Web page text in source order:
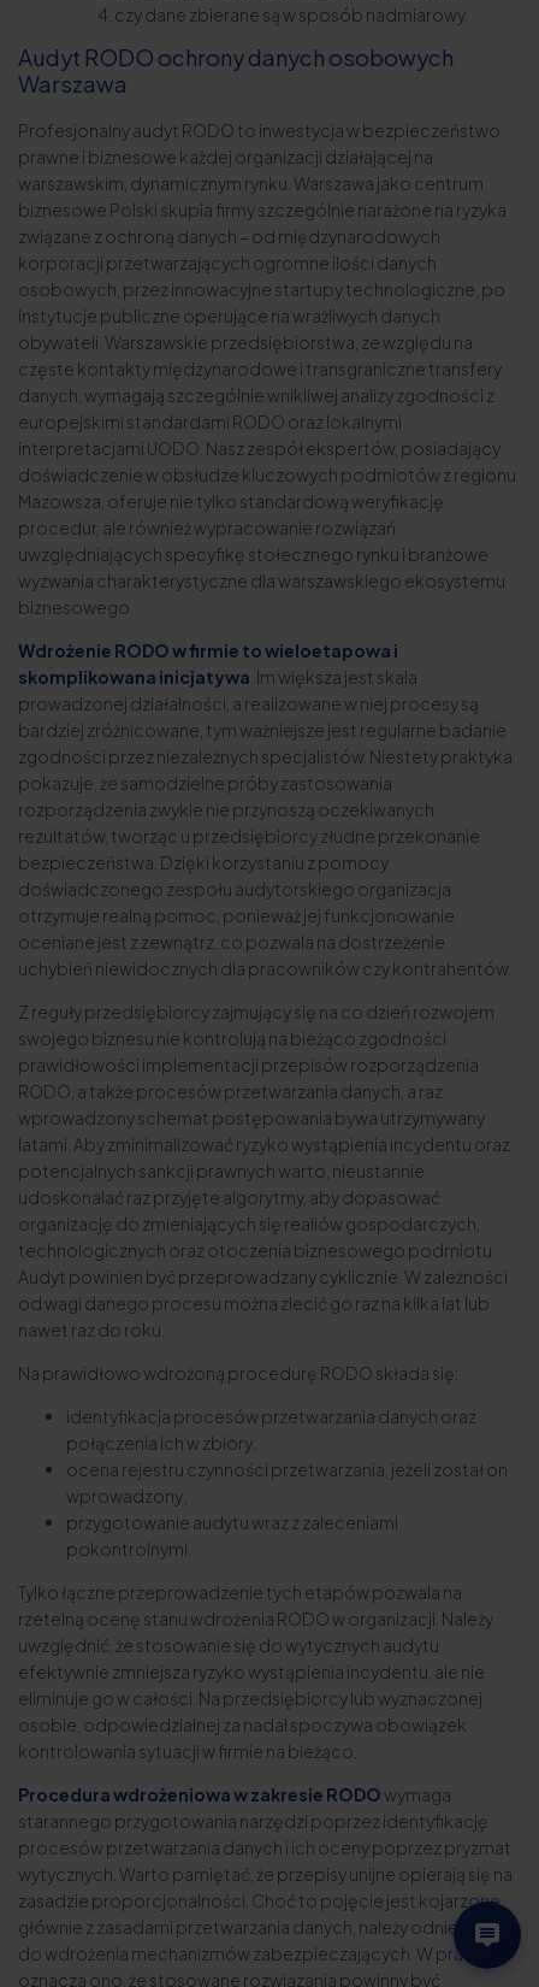
czy dane zbierane są w sposób nadmiarowy.
Audyt RODO ochrony danych osobowych
Warszawa
Profesjonalny audyt RODO to inwestycja w bezpieczeństwo
prawne i biznesowe każdej organizacji działającej na
warszawskim, dynamicznym rynku. Warszawa jako centrum
biznesowe Polski skupia firmy szczególnie narażone na ryzyka
związane z ochroną danych – od międzynarodowych
korporacji przetwarzających ogromne ilości danych
osobowych, przez innowacyjne startupy technologiczne, po
instytucje publiczne operujące na wrażliwych danych
obywateli. Warszawskie przedsiębiorstwa, ze względu na
częste kontakty międzynarodowe i transgraniczne transfery
danych, wymagają szczególnie wnikliwej analizy zgodności z
europejskimi standardami RODO oraz lokalnymi
interpretacjami UODO. Nasz zespół ekspertów, posiadający
doświadczenie w obsłudze kluczowych podmiotów z regionu
Mazowsza, oferuje nie tylko standardową weryfikację
procedur, ale również wypracowanie rozwiązań
uwzględniających specyfikę stołecznego rynku i branżowe
wyzwania charakterystyczne dla warszawskiego ekosystemu
biznesowego.
Wdrożenie RODO w firmie to wieloetapowa i
skomplikowana inicjatywa . Im większa jest skala
prowadzonej działalności, a realizowane w niej procesy są
bardziej zróżnicowane, tym ważniejsze jest regularne badanie
zgodności przez niezależnych specjalistów. Niestety praktyka
pokazuje, że samodzielne próby zastosowania
rozporządzenia zwykle nie przynoszą oczekiwanych
rezultatów, tworząc u przedsiębiorcy złudne przekonanie
bezpieczeństwa. Dzięki korzystaniu z pomocy
doświadczonego zespołu audytorskiego organizacja
otrzymuje realną pomoc, ponieważ jej funkcjonowanie
oceniane jest z zewnątrz, co pozwala na dostrzeżenie
uchybień niewidocznych dla pracowników czy kontrahentów.
Z reguły przedsiębiorcy zajmujący się na co dzień rozwojem
swojego biznesu nie kontrolują na bieżąco zgodności
prawidłowości implementacji przepisów rozporządzenia
RODO, a także procesów przetwarzania danych, a raz
wprowadzony schemat postępowania bywa utrzymywany
latami. Aby zminimalizować ryzyko wystąpienia incydentu oraz
potencjalnych sankcji prawnych warto, nieustannie
udoskonalać raz przyjęte algorytmy, aby dopasować
organizację do zmieniających się realiów gospodarczych,
technologicznych oraz otoczenia biznesowego podmiotu.
Audyt powinien być przeprowadzany cyklicznie. W zależności
od wagi danego procesu można zlecić go raz na kilka lat lub
nawet raz do roku.
Na prawidłowo wdrożoną procedurę RODO składa się:
identyfikacja procesów przetwarzania danych oraz
połączenia ich w zbiory;
ocena rejestru czynności przetwarzania, jeżeli został on
wprowadzony;
przygotowanie audytu wraz z zaleceniami
pokontrolnymi.
Tylko łączne przeprowadzenie tych etapów pozwala na
rzetelną ocenę stanu wdrożenia RODO w organizacji. Należy
uwzględnić, że stosowanie się do wytycznych audytu
efektywnie zmniejsza ryzyko wystąpienia incydentu, ale nie
eliminuje go w całości. Na przedsiębiorcy lub wyznaczonej
osobie, odpowiedzialnej za nadal spoczywa obowiązek
kontrolowania sytuacji w firmie na bieżąco.
Procedura wdrożeniowa w zakresie RODOwymaga
starannego przygotowania narzędzi poprzez identyfikację
procesów przetwarzania danych i ich oceny poprzez pryzmat
wytycznych. Warto pamiętać, że przepisy unijne opierają się na
zasadzie proporcjonalności. Choć to pojęcie jest kojarzone
głównie z zasadami przetwarzania danych, należy odnieść je też
do wdrożenia mechanizmów zabezpieczających. W praktyce
oznacza ono, że stosowane rozwiązania powinny być